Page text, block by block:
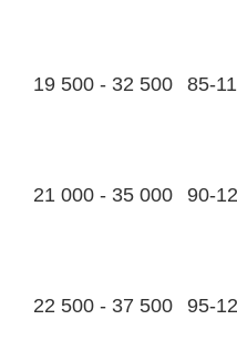
19 500 - 32 500 85-
21 000 - 35 000 90-
22 500 - 37 500 95-